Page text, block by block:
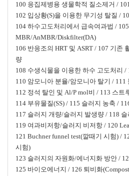
100 응집제병용 생물학적 질소제거 /
102 입상황(S)을 이용한 무기성 탈질 /
104 하수고도처리에서 급속여과법 / 105
MBR/AnMBR/Diskfilter(DA)
106 반응조의 HRT 및 ASRT / 107 기존
량
108 수생식물을 이용한 하수 고도처리
110 암모니아 분율/암모니아 탈기 / 111
112 정석 탈인 및 Al/P mol비 / 113 스트
114 부유물질(SS) / 115 슬러지 농축 /
117 슬러지 개량/슬러지 발생량 / 118
119 여과비저항/슬러지 비저항 / 120
121 Buchner funnel test(깔때기 시험) /
시험)
123 슬러지의 자원화/에너지화 방안 /
125 바이오에너지 / 126 퇴비화